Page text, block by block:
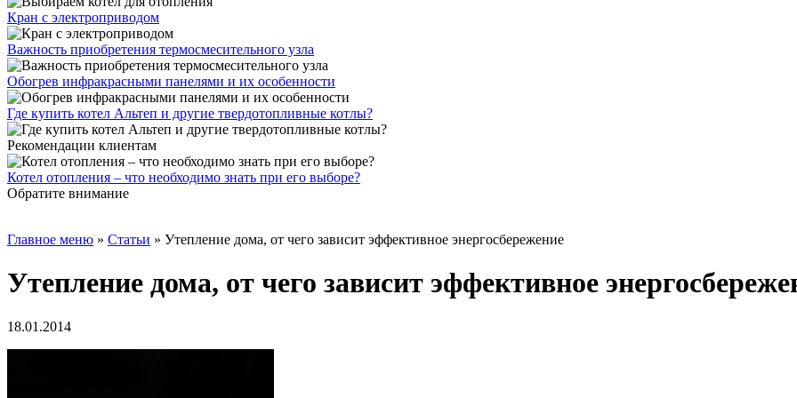
Кран с электроприводом
Важность приобретения термосмесительного узла
Обогрев инфракрасными панелями и их особенности
Где купить котел Альтеп и другие твердотопливные котлы?
Рекомендации клиентам
Котел отопления – что необходимо знать при его выборе?
Обратите внимание
Главное меню » Статьи » Утепление дома, от чего зависит эффективное энергосбережение
Утепление дома, от чего зависит эффективное
18.01.2014